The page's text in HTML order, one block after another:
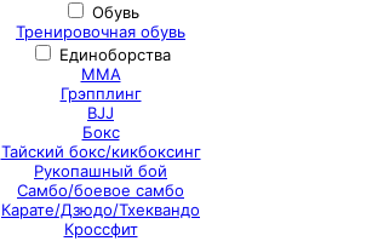
Обувь
Тренировочная обувь
Единоборства
ММА
Грэпплинг
BJJ
Бокс
Тайский бокс/кикбоксинг
Рукопашный бой
Самбо/боевое самбо
Карате/Дзюдо/Тхеквандо
Кроссфит